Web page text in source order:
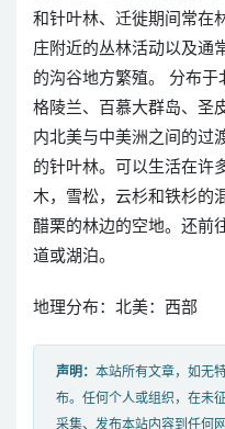
和针叶林、迁徙期间常在
庄附近的丛林活动以及通
的沟谷地方繁殖。 分布于
格陵兰、百慕大群岛、圣
内北美与中美洲之间的过
的针叶林。可以生活在许
木，雪松，云杉和铁杉的
醋栗的林边的空地。还前
道或湖泊。
地理分布：北美：西部
声明： 本站所有文章，如无
布。任何个人或组织，在未
采集、发布本站内容到任何